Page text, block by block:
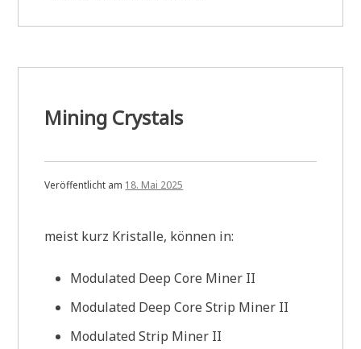
Mining Crystals
Veröffentlicht am 18. Mai 2025
meist kurz Kristalle, können in:
Modulated Deep Core Miner II
Modulated Deep Core Strip Miner II
Modulated Strip Miner II